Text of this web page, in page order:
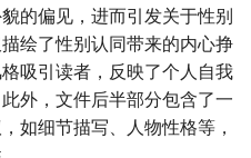
的偏见，进而引发关于性别
绘了性别认同带来的内心挣
吸引读者，反映了个人自我
外，文件后半部分包含了一
如细节描写、人物性格等，